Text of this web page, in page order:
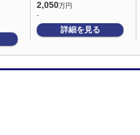
2,050万円
-
詳細を見る